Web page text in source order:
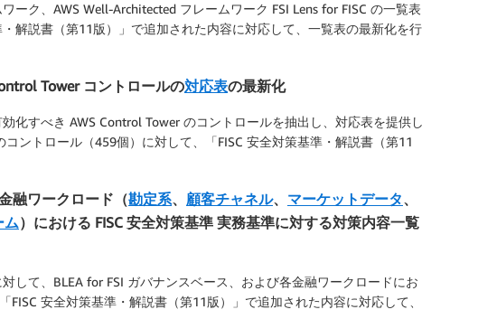
ーク、AWS Well-Architected フレームワーク FSI Lens for FISC の一覧表
解説書（第11版）」で追加された内容に対応して、一覧表の最新化を行
Tower コントロールの対応表の最新化
化すべき AWS Control Tower のコントロールを抽出し、対応表を提供し
ントロール（459個）に対して、「FISC 安全対策基準・解説書（第11
融ワークロード（勘定系、 顧客チャネル、 マーケットデータ、
ム）における FISC 安全対策基準 実務基準に対する対策内容一覧
して、BLEA for FSI ガバナンスベース、および各金融ワークロードにお
安全対策基準・解説書（第11版）」で追加された内容に対応して、